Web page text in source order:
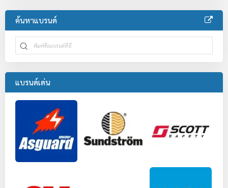
ค้นหาแบรนด์
แบรนด์เด่น